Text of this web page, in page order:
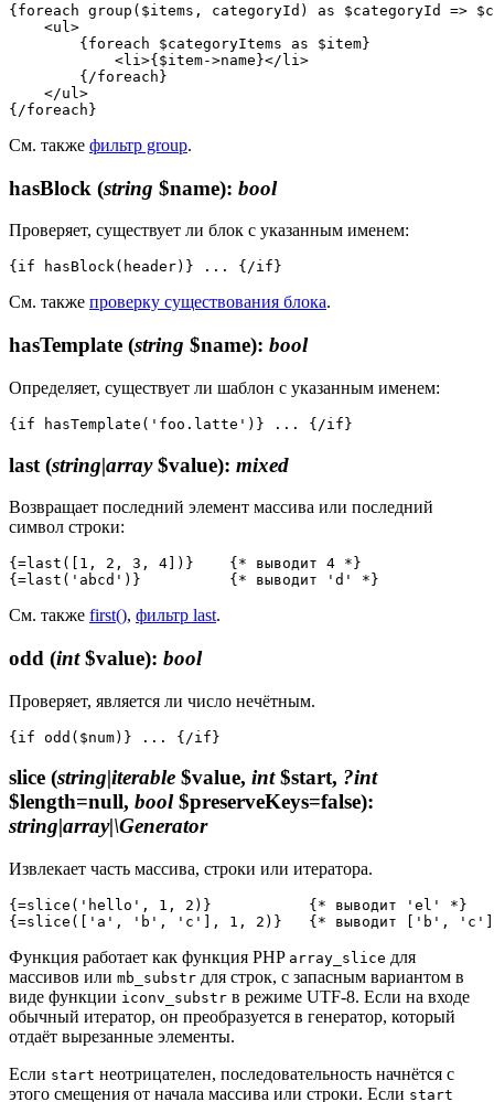
{foreach group($items, categoryId) as $categoryId =>
    <ul>
        {foreach $categoryItems as $item}
            <li>{$item->name}</li>
        {/foreach}
    </ul>
См. также фильтр group.
hasBlock (string $name): bool
Проверяет, существует ли блок с указанным именем:
См. также проверку существования блока.
hasTemplate (string $name): bool
Определяет, существует ли шаблон с указанным именем:
last (string|array$value): mixed
Возвращает последний элемент массива или последний
символ строки:
{=last([1, 2, 3, 4])}    {* выводит 4 *}
См. также first(), фильтр last.
odd (int$value): bool
Проверяет, является ли число нечётным.
slice (string|iterable $value, int$start, ?int
$length=null, bool$preserveKeys=false):
string|array|\Generator
Извлекает часть массива, строки или итератора.
{=slice('hello', 1, 2)}           {* выводит 'el' *}
Функция работает как функция PHP array_slice для
массивов или mb_substr для строк, с запасным вариантом в
виде функции iconv_substr в режиме UTF‑8. Если на входе
обычный итератор, он преобразуется в генератор, который
отдаёт вырезанные элементы.
Если start неотрицателен, последовательность начнётся с
этого смещения от начала массива или строки. Если start